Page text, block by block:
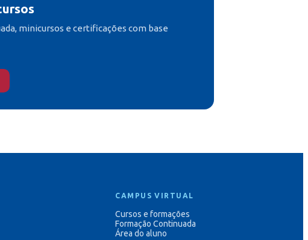
minicursos e certificações com base
CAMPUS VIRTUAL
Cursos e formações
Formação Continuada
Área do aluno